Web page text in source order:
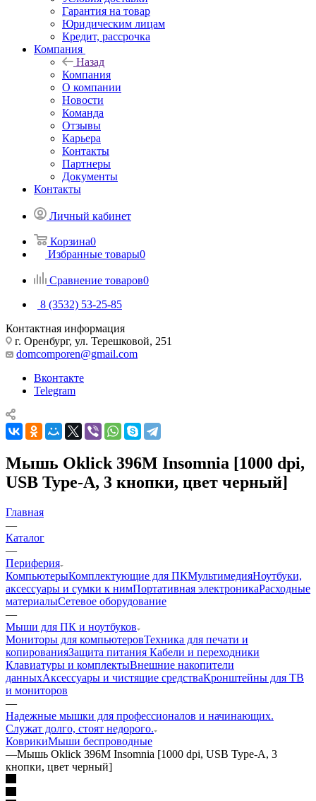
Гарантия на товар
Юридическим лицам
Кредит, рассрочка
Компания
Назад
Компания
О компании
Новости
Команда
Отзывы
Карьера
Контакты
Партнеры
Документы
Контакты
Личный кабинет
Корзина0
Избранные товары0
Сравнение товаров0
8 (3532) 53-25-85
Контактная информация
г. Оренбург, ул. Терешковой, 251
domcomporen@gmail.com
Вконтакте
Telegram
Мышь Oklick 396M Insomnia [1000 dpi,
USB Type-A, 3 кнопки, цвет черный]
Главная
—
Каталог
—
Периферия
КомпьютерыКомплектующие для ПКМультимедияНоутбуки,
аксессуары и сумки к нимПортативная электроникаРасходные
материалыСетевое оборудование
—
Мыши для ПК и ноутбуков
Мониторы для компьютеровТехника для печати и
копированияЗащита питания Кабели и переходники
Клавиатуры и комплектыВнешние накопители
данныхАксессуары и чистящие средстваКронштейны для ТВ
и мониторов
—
Надежные мышки для профессионалов и начинающих.
Служат долго, стоят недорого.
КоврикиМыши беспроводные
—Мышь Oklick 396M Insomnia [1000 dpi, USB Type-A, 3
кнопки, цвет черный]